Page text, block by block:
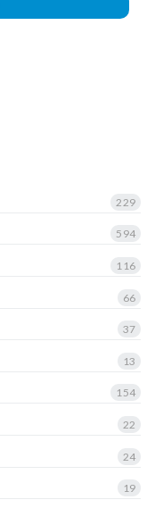
229
594
116
66
37
13
154
22
24
19